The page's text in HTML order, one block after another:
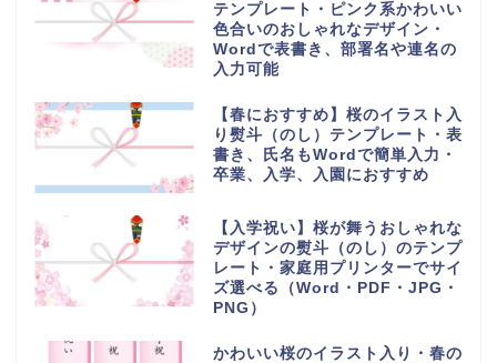
テンプレート・ピンク系かわいい
色合いのおしゃれなデザイン・
Wordで表書き、部署名や連名の
入力可能
【春におすすめ】桜のイラスト入
り熨斗（のし）テンプレート・表
書き、氏名もWordで簡単入力・
卒業、入学、入園におすすめ
【入学祝い】桜が舞うおしゃれな
デザインの熨斗（のし）のテンプ
レート・家庭用プリンターでサイ
ズ選べる（Word・PDF・JPG・
PNG）
かわいい桜のイラスト入り・春の